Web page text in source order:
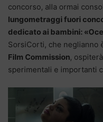
concorso, alla ormai
lungometraggi fuori
dedicato ai bambini:
SorsiCorti, che neglianno
Film Commission,
sperimentali e importanti